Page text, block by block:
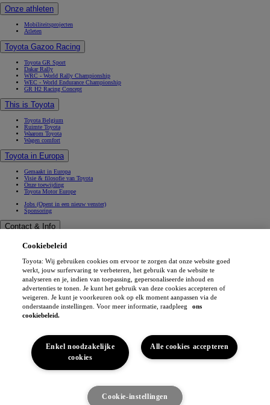
Onze athleten
Mobiliteitsprojecten
Atleten
Toyota Gazoo Racing
Toyota GR Sport
Dakar Rally
WRC - World Rally Championship
WEC - World Endurance Championship
GR H2 Racing Concept
This is Toyota
Toyota Belgium
Ruimte Toyota
Waarom Toyota
Wagen comfort
Toyota in Europa
Gemaakt in Europa
Visie & filosofie van Toyota
Onze toewijding
Toyota Motor Europe
Jobs (Opent in een nieuw venster)
Sponsoring
Contact & Info
Vind een verdeler
Verkoopafspraak(Opent in een nieuw venster)
Contacteer ons
Onze verdelers
FAQ (Veelgestelde vragen)
Wettelijke vermelding
Privéleven
Data sharing
Cookies
MyToyota app
(Opent in een nieuw venster)
(Opent in een nieuw venster)
(Opent in een nieuw venster)
(Opent in een nieuw venster)
Cookiebeleid
Toyota: Wij gebruiken cookies om ervoor te zorgen dat onze website goed
werkt, jouw surfervaring te verbeteren, het gebruik van de website te
analyseren en je, indien van toepassing, gepersonaliseerde inhoud en
advertenties te tonen. Je kunt het gebruik van deze cookies accepteren of
weigeren. Je kunt je voorkeuren ook op elk moment aanpassen via de
onderstaande instellingen. Voor meer informatie, raadpleeg
ons
cookiebeleid.
Alle cookies accepteren
Enkel noodzakelijke
cookies
Cookie-instellingen